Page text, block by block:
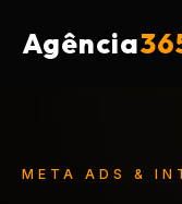
Agência
META ADS &